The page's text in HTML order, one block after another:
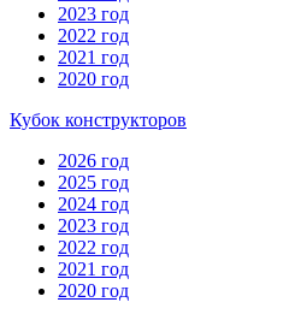
2023 год
2022 год
2021 год
2020 год
Кубок конструкторов
2026 год
2025 год
2024 год
2023 год
2022 год
2021 год
2020 год